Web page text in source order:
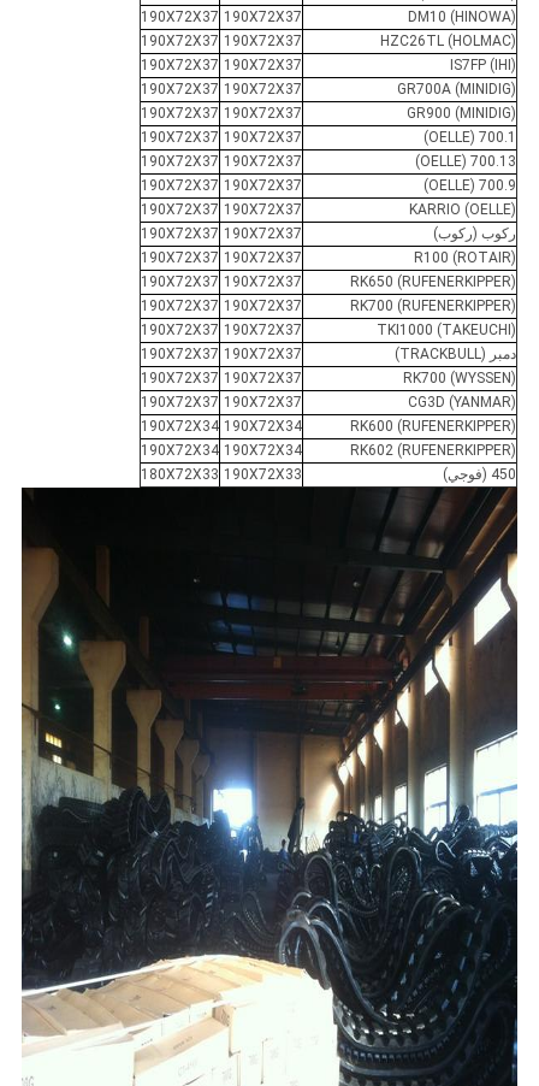
DM10 (HINOWA)
190X72X37
190X72X37
HZC26TL (HOLMAC)
190X72X37
190X72X37
IS7FP (IHI)
190X72X37
190X72X37
GR700A (MINIDIG)
190X72X37
190X72X37
GR900 (MINIDIG)
190X72X37
190X72X37
700.1 (OELLE)
190X72X37
190X72X37
700.13 (OELLE)
190X72X37
190X72X37
700.9 (OELLE)
190X72X37
190X72X37
KARRIO (OELLE)
190X72X37
190X72X37
ركوب (ركوب)
190X72X37
190X72X37
R100 (ROTAIR)
190X72X37
190X72X37
RK650 (RUFENERKIPPER)
190X72X37
190X72X37
RK700 (RUFENERKIPPER)
190X72X37
190X72X37
TKI1000 (TAKEUCHI)
190X72X37
190X72X37
دمبر (TRACKBULL)
190X72X37
190X72X37
RK700 (WYSSEN)
190X72X37
190X72X37
CG3D (YANMAR)
190X72X37
190X72X37
RK600 (RUFENERKIPPER)
190X72X34
190X72X34
RK602 (RUFENERKIPPER)
190X72X34
190X72X34
450 (فوجي)
190X72X33
180X72X33